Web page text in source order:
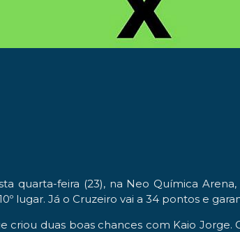
quarta-feira (23), na Neo Química
lugar. Já o Cruzeiro vai a 34 pontos e
duas boas chances com Kaio